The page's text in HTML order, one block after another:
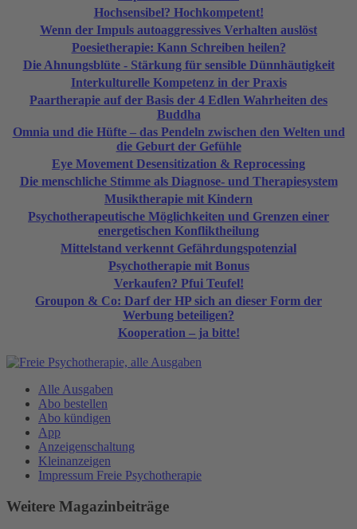
Hochsensibel? Hochkompetent!
Wenn der Impuls autoaggressives Verhalten auslöst
Poesietherapie: Kann Schreiben heilen?
Die Ahnungsblüte - Stärkung für sensible Dünnhäutigkeit
Interkulturelle Kompetenz in der Praxis
Paartherapie auf der Basis der 4 Edlen Wahrheiten des
Buddha
Omnia und die Hüfte – das Pendeln zwischen den Welten und
die Geburt der Gefühle
Eye Movement Desensitization & Reprocessing
Die menschliche Stimme als Diagnose- und Therapiesystem
Musiktherapie mit Kindern
Psychotherapeutische Möglichkeiten und Grenzen einer
energetischen Konfliktheilung
Mittelstand verkennt Gefährdungspotenzial
Psychotherapie mit Bonus
Verkaufen? Pfui Teufel!
Groupon & Co: Darf der HP sich an dieser Form der
Werbung beteiligen?
Kooperation – ja bitte!
Alle Ausgaben
Abo bestellen
Abo kündigen
App
Anzeigenschaltung
Kleinanzeigen
Impressum Freie Psychotherapie
Weitere Magazinbeiträge